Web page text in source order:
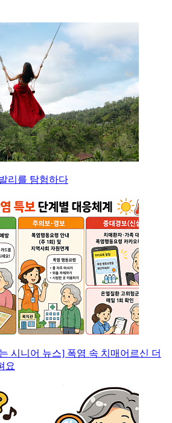
리를 탐험하다
시니어 뉴스] 폭염 속 치매어르신 더
요